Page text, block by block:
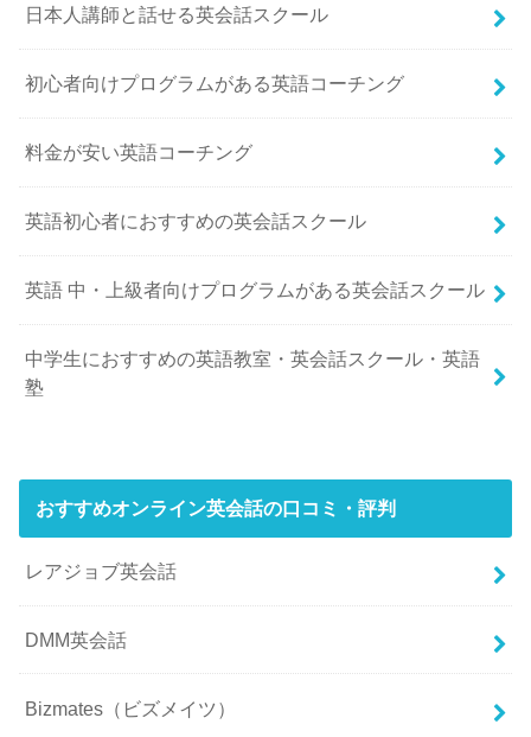
日本人講師と話せる英会話スクール
初心者向けプログラムがある英語コーチング
料金が安い英語コーチング
英語初心者におすすめの英会話スクール
英語 中・上級者向けプログラムがある英会話スクール
中学生におすすめの英語教室・英会話スクール・英語
塾
おすすめオンライン英会話の口コミ・評判
レアジョブ英会話
DMM英会話
Bizmates（ビズメイツ）